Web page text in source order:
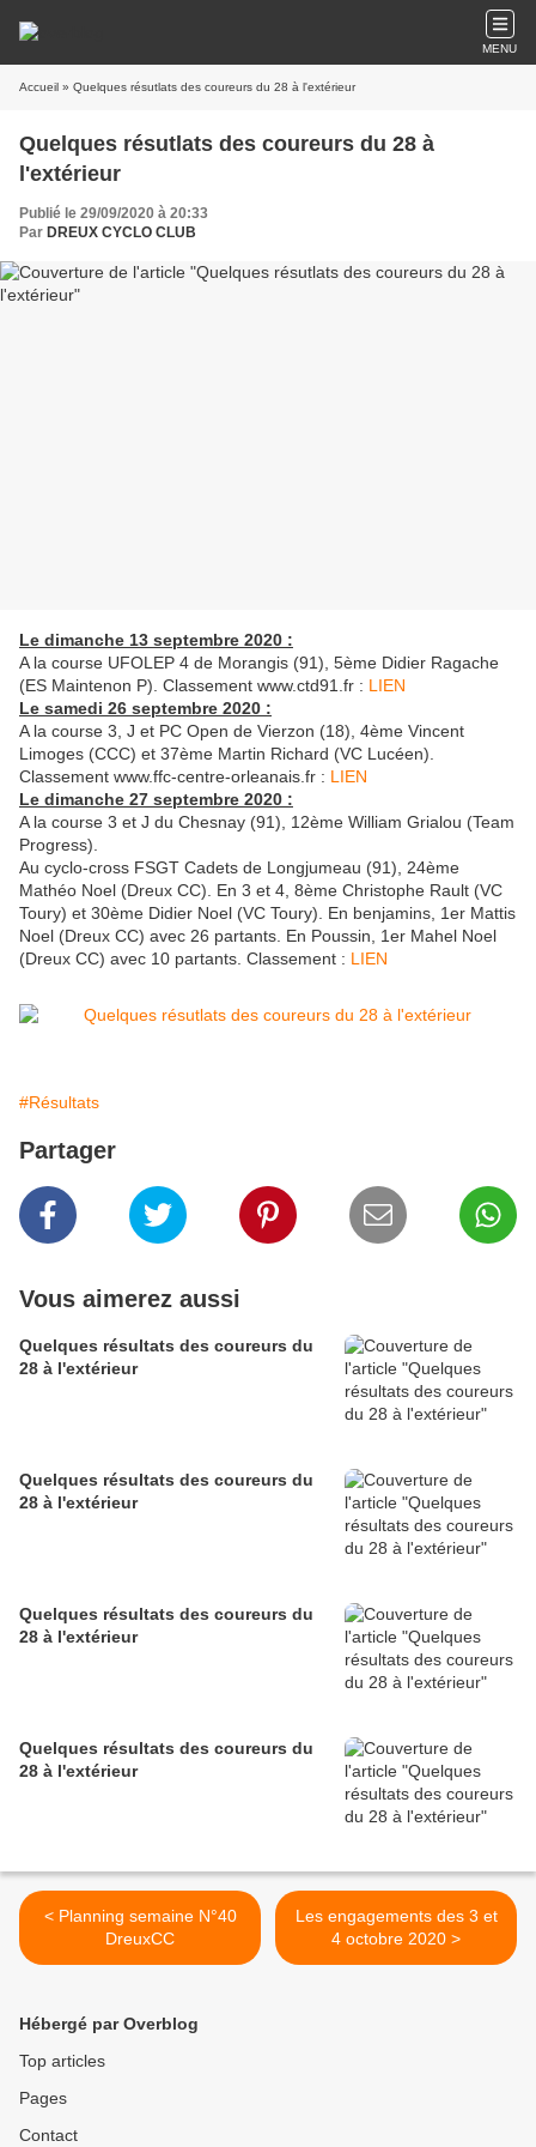
MENU
Accueil » Quelques résutlats des coureurs du 28 à l'extérieur
Quelques résutlats des coureurs du 28 à
l'extérieur
Publié le 29/09/2020 à 20:33
Par DREUX CYCLO CLUB
Le dimanche 13 septembre 2020 :
A la course UFOLEP 4 de Morangis (91), 5ème Didier Ragache
(ES Maintenon P). Classement www.ctd91.fr : LIEN
Le samedi 26 septembre 2020 :
A la course 3, J et PC Open de Vierzon (18), 4ème Vincent
Limoges (CCC) et 37ème Martin Richard (VC Lucéen).
Classement www.ffc-centre-orleanais.fr : LIEN
Le dimanche 27 septembre 2020 :
A la course 3 et J du Chesnay (91), 12ème William Grialou (Team
Progress).
Au cyclo-cross FSGT Cadets de Longjumeau (91), 24ème
Mathéo Noel (Dreux CC). En 3 et 4, 8ème Christophe Rault (VC
Toury) et 30ème Didier Noel (VC Toury). En benjamins, 1er Mattis
Noel (Dreux CC) avec 26 partants. En Poussin, 1er Mahel Noel
(Dreux CC) avec 10 partants. Classement : LIEN
#Résultats
Partager
Vous aimerez aussi
Quelques résultats des coureurs du
28 à l'extérieur
Quelques résultats des coureurs du
28 à l'extérieur
Quelques résultats des coureurs du
28 à l'extérieur
Quelques résultats des coureurs du
28 à l'extérieur
< Planning semaine N°40
DreuxCC
Les engagements des 3 et
4 octobre 2020 >
Hébergé par Overblog
Top articles
Pages
Contact